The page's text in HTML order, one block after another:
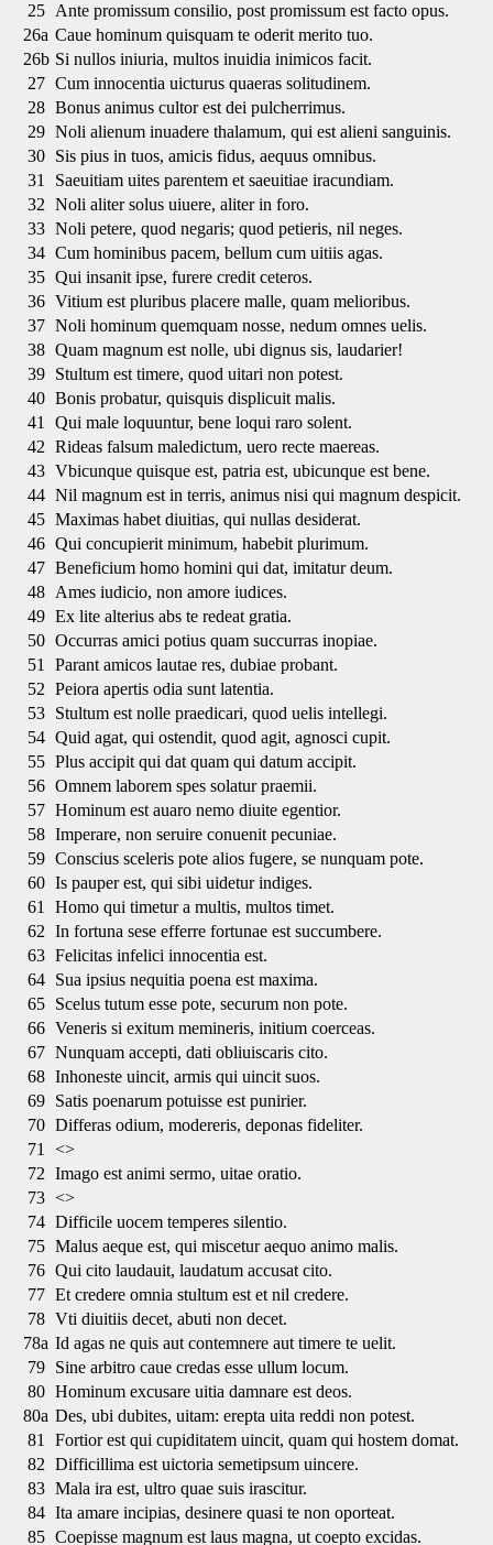
25
Ante promissum consilio, post promissum est facto opus.
26a Caue hominum quisquam te oderit merito tuo.
26b Si nullos iniuria, multos inuidia inimicos facit.
27 Cum innocentia uicturus quaeras solitudinem.
28 Bonus animus cultor est dei pulcherrimus.
29 Noli alienum inuadere thalamum, qui est alieni sanguinis.
30
Sis pius in tuos, amicis fidus, aequus omnibus.
31
Saeuitiam uites parentem et saeuitiae iracundiam.
32 Noli aliter solus uiuere, aliter in foro.
33 Noli petere, quod negaris; quod petieris, nil neges.
34 Cum hominibus pacem, bellum cum uitiis agas.
35 Qui insanit ipse, furere credit ceteros.
36 Vitium est pluribus placere malle, quam melioribus.
37 Noli hominum quemquam nosse, nedum omnes uelis.
38 Quam magnum est nolle, ubi dignus sis, laudarier!
39
Stultum est timere, quod uitari non potest.
40 Bonis probatur, quisquis displicuit malis.
41
Qui male loquuntur, bene loqui raro solent.
42 Rideas falsum maledictum, uero recte maereas.
43 Vbicunque quisque est, patria est, ubicunque est bene.
44 Nil magnum est in terris, animus nisi qui magnum despicit.
45 Maximas habet diuitias, qui nullas desiderat.
46 Qui concupierit minimum, habebit plurimum.
47 Beneficium homo homini qui dat, imitatur deum.
48
Ames iudicio, non amore iudices.
49 Ex lite alterius abs te redeat gratia.
50 Occurras amici potius quam succurras inopiae.
51
Parant amicos lautae res, dubiae probant.
52 Peiora apertis odia sunt latentia.
53
Stultum est nolle praedicari, quod uelis intellegi.
54 Quid agat, qui ostendit, quod agit, agnosci cupit.
55 Plus accipit qui dat quam qui datum accipit.
56 Omnem laborem spes solatur praemii.
57 Hominum est auaro nemo diuite egentior.
58 Imperare, non seruire conuenit pecuniae.
59 Conscius sceleris pote alios fugere, se nunquam pote.
60 Is pauper est, qui sibi uidetur indiges.
61
Homo qui timetur a multis, multos timet.
62 In fortuna sese efferre fortunae est succumbere.
63 Felicitas infelici innocentia est.
64
Sua ipsius nequitia poena est maxima.
65
Scelus tutum esse pote, securum non pote.
66 Veneris si exitum memineris, initium coerceas.
67 Nunquam accepti, dati obliuiscaris cito.
68 Inhoneste uincit, armis qui uincit suos.
69
Satis poenarum potuisse est punirier.
70 Differas odium, modereris, deponas fideliter.
71
<>
72 Imago est animi sermo, uitae oratio.
73 <>
74 Difficile uocem temperes silentio.
75 Malus aeque est, qui miscetur aequo animo malis.
76 Qui cito laudauit, laudatum accusat cito.
77 Et credere omnia stultum est et nil credere.
78 Vti diuitiis decet, abuti non decet.
78a Id agas ne quis aut contemnere aut timere te uelit.
79
Sine arbitro caue credas esse ullum locum.
80 Hominum excusare uitia damnare est deos.
80a Des, ubi dubites, uitam: erepta uita reddi non potest.
81
Fortior est qui cupiditatem uincit, quam qui hostem domat.
82 Difficillima est uictoria semetipsum uincere.
83 Mala ira est, ultro quae suis irascitur.
84 Ita amare incipias, desinere quasi te non oporteat.
85 Coepisse magnum est laus magna, ut coepto excidas.